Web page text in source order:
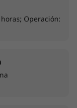
Operación: